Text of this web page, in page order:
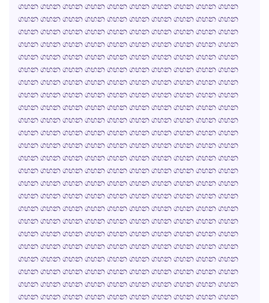
ගහන ගහන ගහන ගහන ගහන ගහන ගහන ගහන ගහන ගහන
ගහන ගහන ගහන ගහන ගහන ගහන ගහන ගහන ගහන ගහන
ගහන ගහන ගහන ගහන ගහන ගහන ගහන ගහන ගහන ගහන
ගහන ගහන ගහන ගහන ගහන ගහන ගහන ගහන ගහන ගහන
ගහන ගහන ගහන ගහන ගහන ගහන ගහන ගහන ගහන ගහන
ගහන ගහන ගහන ගහන ගහන ගහන ගහන ගහන ගහන ගහන
ගහන ගහන ගහන ගහන ගහන ගහන ගහන ගහන ගහන ගහන
ගහන ගහන ගහන ගහන ගහන ගහන ගහන ගහන ගහන ගහන
ගහන ගහන ගහන ගහන ගහන ගහන ගහන ගහන ගහන ගහන
ගහන ගහන ගහන ගහන ගහන ගහන ගහන ගහන ගහන ගහන
ගහන ගහන ගහන ගහන ගහන ගහන ගහන ගහන ගහන ගහන
ගහන ගහන ගහන ගහන ගහන ගහන ගහන ගහන ගහන ගහන
ගහන ගහන ගහන ගහන ගහන ගහන ගහන ගහන ගහන ගහන
ගහන ගහන ගහන ගහන ගහන ගහන ගහන ගහන ගහන ගහන
ගහන ගහන ගහන ගහන ගහන ගහන ගහන ගහන ගහන ගහන
ගහන ගහන ගහන ගහන ගහන ගහන ගහන ගහන ගහන ගහන
ගහන ගහන ගහන ගහන ගහන ගහන ගහන ගහන ගහන ගහන
ගහන ගහන ගහන ගහන ගහන ගහන ගහන ගහන ගහන ගහන
ගහන ගහන ගහන ගහන ගහන ගහන ගහන ගහන ගහන ගහන
ගහන ගහන ගහන ගහන ගහන ගහන ගහන ගහන ගහන ගහන
ගහන ගහන ගහන ගහන ගහන ගහන ගහන ගහන ගහන ගහන
ගහන ගහන ගහන ගහන ගහන ගහන ගහන ගහන ගහන ගහන
ගහන ගහන ගහන ගහන ගහන ගහන ගහන ගහන ගහන ගහන
ගහන ගහන ගහන ගහන ගහන ගහන ගහන ගහන ගහන ගහන